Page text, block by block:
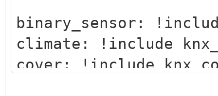
binary_sensor:
climate: !include
cover: !include